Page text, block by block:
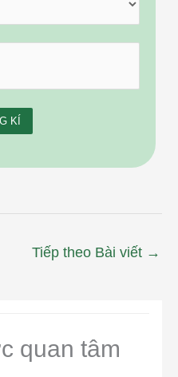
Tiếp theo Bài viết →
quan tâm